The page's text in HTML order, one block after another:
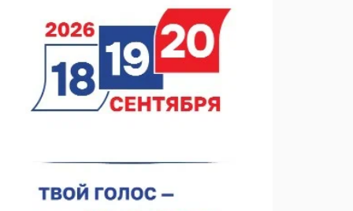
06.08.2026 15:05
Нижегородские хирурги выполнили трансоральную
операцию на щитовидной железе
06.08.2026 15:03